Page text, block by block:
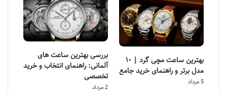
بهترین ساعت مچی گرد | ۱۰
مدل برتر و راهنمای خرید جامع
5 مرداد
بررسی بهترین ساعت های
آلمانی: راهنمای انتخاب و خرید
تخصصی
2 مرداد